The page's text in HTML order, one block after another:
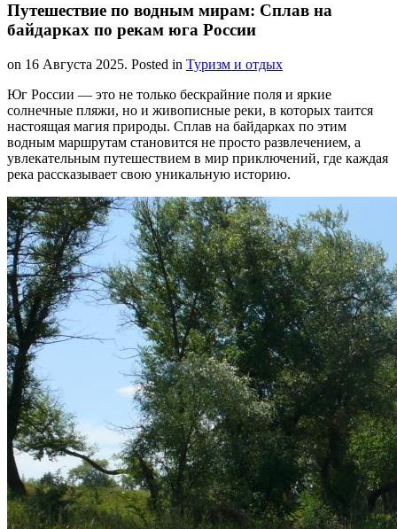
Путешествие по водным мирам: Сплав на
байдарках по рекам юга России
on 16 Августа 2025. Posted in Туризм и отдых
Юг России — это не только бескрайние поля и яркие
солнечные пляжи, но и живописные реки, в которых таится
настоящая магия природы. Сплав на байдарках по этим
водным маршрутам становится не просто развлечением, а
увлекательным путешествием в мир приключений, где каждая
река рассказывает свою уникальную историю.